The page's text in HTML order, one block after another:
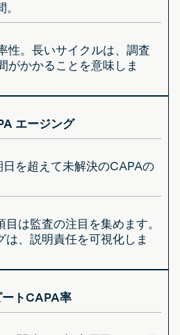
性。長いサイクルは、調査
がかかることを意味しま
エージング
日を超えて未解決のCAPAの
目は監査の注目を集めます。
は、説明責任を可視化しま
ートCAPA率